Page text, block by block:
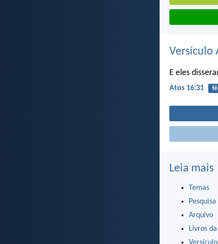
Versículo
E eles
Atos 16:31 fé
Leia mais
Temas
Pesquisa
Arquivo
Livros